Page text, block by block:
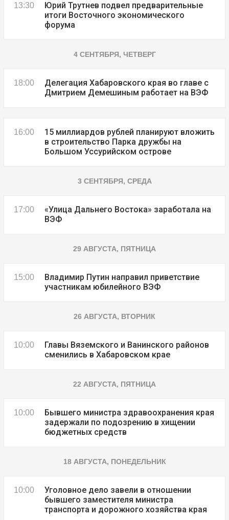
13:30
Юрий Трутнев подвел предварительные
итоги Восточного экономического
форума
4 СЕНТЯБРЯ, ЧЕТВЕРГ
18:00
Делегация Хабаровского края во главе с
Дмитрием Демешиным работает на ВЭФ
16:00
15 миллиардов рублей планируют вложить
в строительство Парка дружбы на
Большом Уссурийском острове
3 СЕНТЯБРЯ, СРЕДА
17:00
«Улица Дальнего Востока» заработала на
ВЭФ
29 АВГУСТА, ПЯТНИЦА
15:00
Владимир Путин направил приветствие
участникам юбилейного ВЭФ
26 АВГУСТА, ВТОРНИК
10:00
Главы Вяземского и Ванинского районов
сменились в Хабаровском крае
22 АВГУСТА, ПЯТНИЦА
10:00
Бывшего министра здравоохранения края
задержали по подозрению в хищении
бюджетных средств
18 АВГУСТА, ПОНЕДЕЛЬНИК
10:00
Уголовное дело завели в отношении
бывшего заместителя министра
транспорта и дорожного хозяйства края